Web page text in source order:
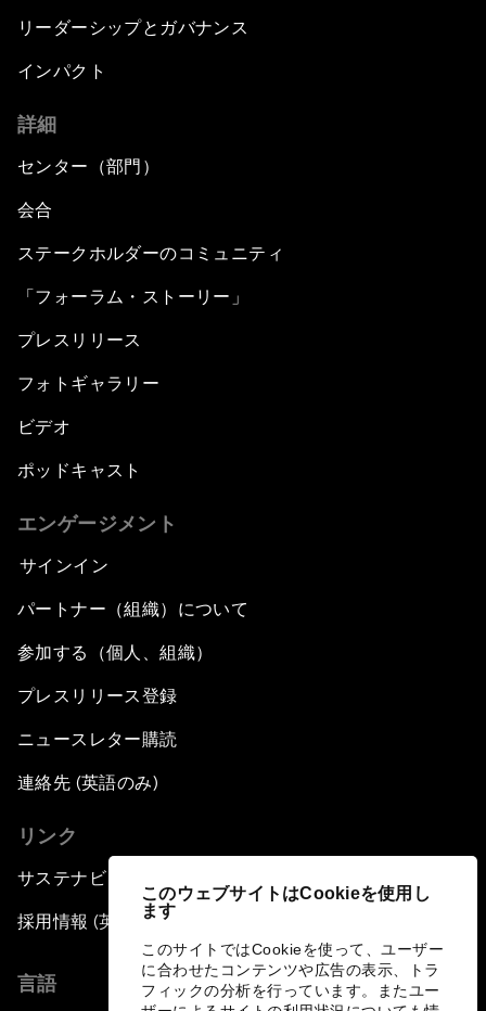
このウェブサイトはCookieを使用し
ます
このサイトではCookieを使って、ユーザー
に合わせたコンテンツや広告の表示、トラ
フィックの分析を行っています。またユー
リーダーシップとガバナンス
インパクト
詳細
センター（部門）
会合
ステークホルダーのコミュニティ
「フォーラム・ストーリー」
プレスリリース
フォトギャラリー
ビデオ
ポッドキャスト
エンゲージメント
サインイン
パートナー（組織）について
参加する（個人、組織）
プレスリリース登録
ニュースレター購読
連絡先 (英語のみ)
リンク
サステナビリティへの取り組み
採用情報 (英語のみ)
言語